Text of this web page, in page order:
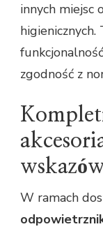
innych miejsc
zgodność z
W ramach